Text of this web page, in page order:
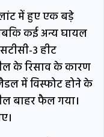
बड़ा एलान, मथुरा में
छह दिसंबर को होगी
बार मनोरोग एवं त्वचा
ओपीडी 11 अगस्त को
में हुए एक बड़े
कई अन्य घायल
3 हीट
के रिसाव के कारण
में विस्फोट होने के
बाहर फैल गया।